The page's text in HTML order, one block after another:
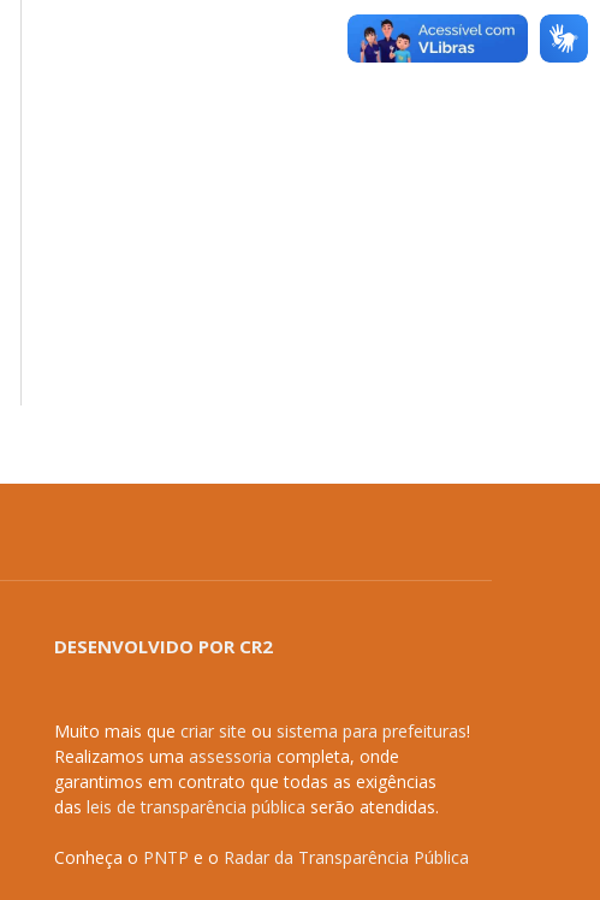
DESENVOLVIDO POR CR2
Muito mais que criar site ou sistema para prefeituras!
Realizamos uma assessoria completa, onde
garantimos em contrato que todas as exigências
das leis de transparência pública serão atendidas.
Conheça o PNTP e o Radar da Transparência Pública